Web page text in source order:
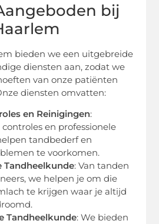
bij
bieden we een uitgebreide
diensten aan, zodat we
van onze patiënten
diensten omvatten:
en Reinigingen:
en professionele
tandbederf en
te voorkomen.
Tandheelkunde: Van tanden
we helpen je om die
te krijgen waar je altijd
Tandheelkunde: We bieden